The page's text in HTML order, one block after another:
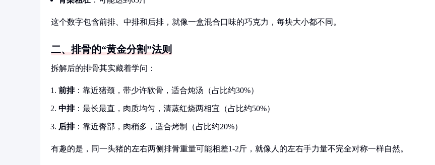
这个数字包含前排、中排和后排，就像一盒混合口味的巧克力，每块大小都不同。
二、排骨的“黄金分割”法则
拆解后的排骨其实藏着学问：
前排：靠近猪颈，带少许软骨，适合炖汤（占比约30%）
中排：最长最直，肉质均匀，清蒸红烧两相宜（占比约50%）
后排：靠近臀部，肉稍多，适合烤制（占比约20%）
有趣的是，同一头猪的左右两侧排骨重量可能相差1-2斤，就像人的左右手力量不完全对称一样自然。